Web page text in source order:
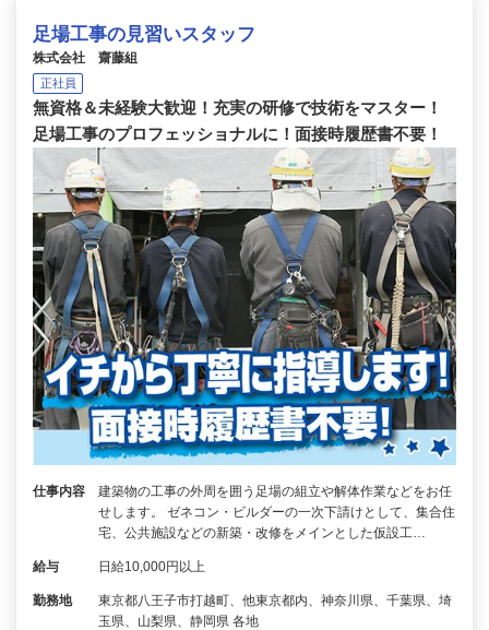
足場工事の見習いスタッフ
株式会社 齋藤組
正社員
無資格＆未経験大歓迎！充実の研修で技術をマスター！
足場工事のプロフェッショナルに！面接時履歴書不要！
仕事内容
建築物の工事の外周を囲う足場の組立や解体作業などをお任
せします。 ゼネコン・ビルダーの一次下請けとして、集合住
宅、公共施設などの新築・改修をメインとした仮設工…
給与 日給10,000円以上
勤務地
東京都八王子市打越町、他東京都内、神奈川県、千葉県、埼
玉県、山梨県、静岡県 各地